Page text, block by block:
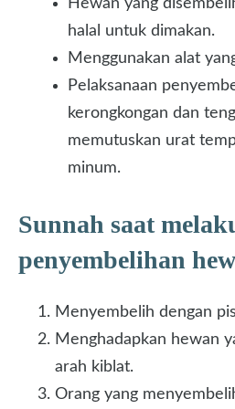
Hewan yang
halal untuk dimakan.
Menggunakan alat
Pelaksanaan
kerongkongan dan
memutuskan urat
minum.
Sunnah saat
penyembelihan
Menyembelih dengan
Menghadapkan hewan
arah kiblat.
Orang yang